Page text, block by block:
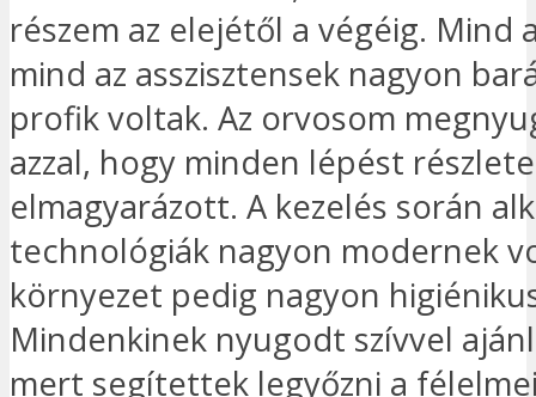
részem az elejétől a végéig. Mind
mind az asszisztensek nagyon
profik voltak. Az orvosom
azzal, hogy minden lépést
elmagyarázott. A kezelés során
technológiák nagyon modernek
környezet pedig nagyon
Mindenkinek nyugodt szívvel
mert segítettek legyőzni a